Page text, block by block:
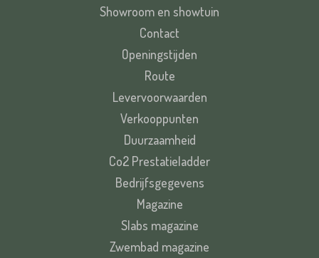
Showroom en showtuin
Contact
Openingstijden
Route
Levervoorwaarden
Verkooppunten
Duurzaamheid
Co2 Prestatieladder
Bedrijfsgegevens
Magazine
Slabs magazine
Zwembad magazine